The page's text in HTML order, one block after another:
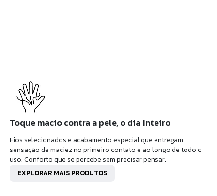
Toque macio contra a pele, o dia inteiro
Fios selecionados e acabamento especial que entregam
sensação de maciez no primeiro contato e ao longo de todo o
uso. Conforto que se percebe sem precisar pensar.
EXPLORAR MAIS PRODUTOS